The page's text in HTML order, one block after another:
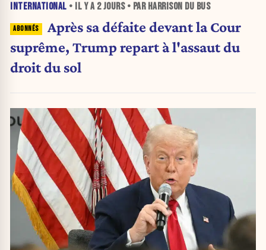
INTERNATIONAL • IL Y A 2 JOURS• PAR HARRISON DU BUS
Après sa défaite devant la Cour
suprême, Trump repart à l'assaut du
droit du sol